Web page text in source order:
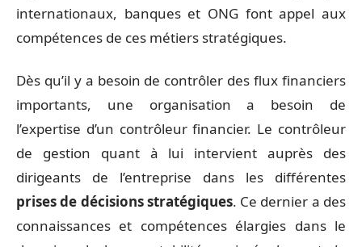
internationaux, banques et ONG font appel aux
compétences de ces métiers stratégiques.
Dès qu’il y a besoin de contrôler des flux financiers
importants, une organisation a besoin de
l’expertise d’un contrôleur financier. Le contrôleur
de gestion quant à lui intervient auprès des
dirigeants de l’entreprise dans les différentes
prises de décisions stratégiques. Ce dernier a des
connaissances et compétences élargies dans le